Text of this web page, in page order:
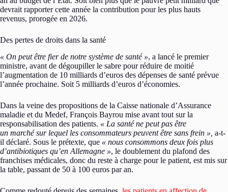
devrait rapporter cette année la contribution pour les plus hauts
revenus, prorogée en 2026.
Des pertes de droits dans la santé
« On peut être fier de notre système de santé », a lancé le premier
ministre, avant de dégoupiller le sabre pour réduire de moitié
l’augmentation de 10 milliards d’euros des dépenses de santé prévue
l’année prochaine. Soit 5 milliards d’euros d’économies.
Dans la veine des propositions de la Caisse nationale d’Assurance
maladie et du Medef, François Bayrou mise avant tout sur la
responsabilisation des patients. « La santé ne peut pas être
un marché sur lequel les consommateurs peuvent être sans frein », a-t-
il déclaré. Sous le prétexte, que « nous consommons deux fois plus
d’antibiotiques qu’en Allemagne », le doublement du plafond des
franchises médicales, donc du reste à charge pour le patient, est mis sur
la table, passant de 50 à 100 euros par an.